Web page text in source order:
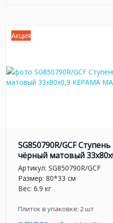
Акция
SG850790R/GCF
чёрный матовый
Артикул: SG850790R/GCF
Размер: 80*33 см
Вес: 6.9 кг
Плиток в упаковке: 2шт